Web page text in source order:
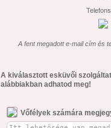
A fent megadott e-mail cím és
A kiválasztott esküvői
alábbiakban adhatod meg!
Vőfélyek számára